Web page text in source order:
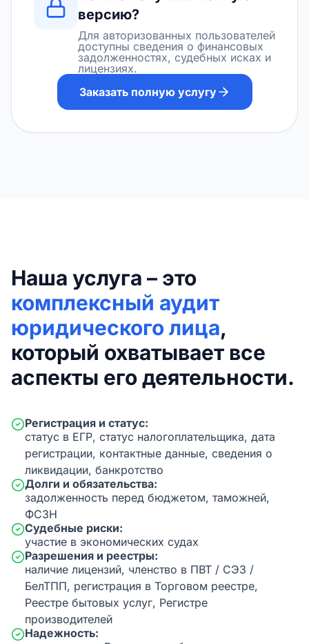
версию?
Для авторизованных пользователей
доступны сведения о финансовых
задолженностях, судебных исках и
лицензиях.
Заказать полную услугу
Наша услуга – это
комплексный аудит
юридического лица,
который охватывает все
аспекты его деятельности.
Регистрация и статус:
статус в ЕГР, статус налогоплательщика, дата
регистрации, контактные данные, сведения о
ликвидации, банкротство
Долги и обязательства:
задолженность перед бюджетом, таможней,
ФСЗН
Судебные риски:
участие в экономических судах
Разрешения и реестры:
наличие лицензий, членство в ПВТ / СЭЗ /
БелТПП, регистрация в Торговом реестре,
Реестре бытовых услуг, Регистре
производителей
Надежность: